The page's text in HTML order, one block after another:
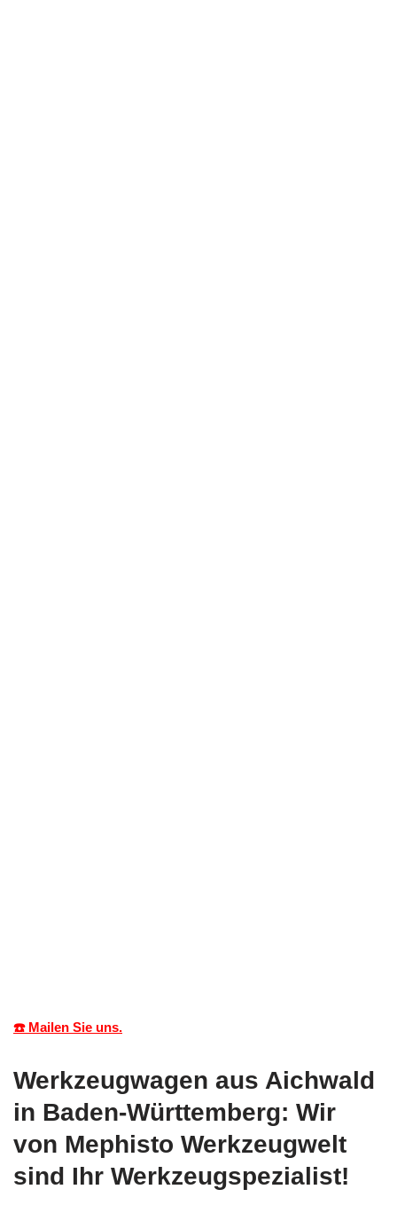
☎️ Mailen Sie uns.
Werkzeugwagen aus Aichwald
in Baden-Württemberg: Wir
von Mephisto Werkzeugwelt
sind Ihr Werkzeugspezialist!